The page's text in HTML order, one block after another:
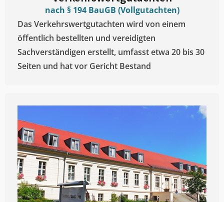
nach § 194 BauGB (Vollgutachten)
Das Verkehrswertgutachten wird von einem
öffentlich bestellten und vereidigten
Sachverständigen erstellt, umfasst etwa 20 bis 30
Seiten und hat vor Gericht Bestand